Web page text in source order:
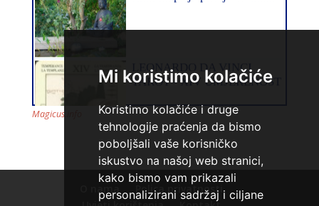
Mi koristimo kolačiće
Koristimo kolačiće i druge
tehnologije praćenja da bismo
poboljšali vaše korisničko
iskustvo na našoj web stranici,
kako bismo vam prikazali
personalizirani sadržaj i ciljane
amajlija
Broj tel: 064/600-600
ANTONELA / Kod 117
Tarot savjetnik je zauzet
Magicus.info
Polica privatnosti